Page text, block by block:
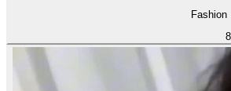
Fashion
8